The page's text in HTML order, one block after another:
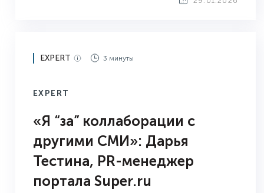
EXPERT 3 минуты
EXPERT
«Я “за” коллаборации с
другими СМИ»: Дарья
Тестина, PR-менеджер
портала Super.ru